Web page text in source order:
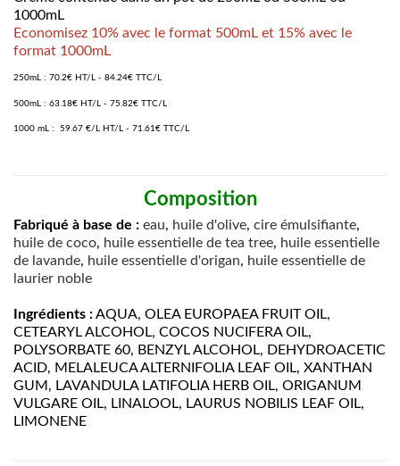
1000mL
Economisez 10% avec le format 500mL et 15% avec le
format 1000mL
250mL : 70.2€ HT/L - 84.24€ TTC/L
500mL : 63.18€ HT/L - 75.82€ TTC/L
1000 mL : 59.67 €/L HT/L - 71.61€ TTC/L
Composition
Fabriqué à base de : eau, huile d'olive, cire émulsifiante,
huile de coco, huile essentielle de tea tree, huile essentielle
de lavande, huile essentielle d'origan, huile essentielle de
laurier noble
Ingrédients :AQUA, OLEA EUROPAEA FRUIT OIL,
CETEARYL ALCOHOL, COCOS NUCIFERA OIL,
POLYSORBATE 60, BENZYL ALCOHOL, DEHYDROACETIC
ACID, MELALEUCA ALTERNIFOLIA LEAF OIL, XANTHAN
GUM, LAVANDULA LATIFOLIA HERB OIL, ORIGANUM
VULGARE OIL, LINALOOL, LAURUS NOBILIS LEAF OIL,
LIMONENE